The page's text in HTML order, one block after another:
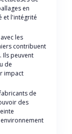
en
et l'intégrité
les
contribuent
Ils peuvent
de
impact
de
des